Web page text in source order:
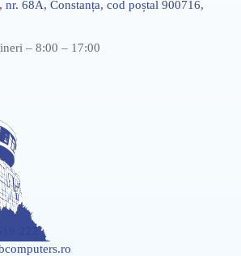
nr. 68A, Constanța, cod poștal 900716,
– 8:00 – 17:00
222